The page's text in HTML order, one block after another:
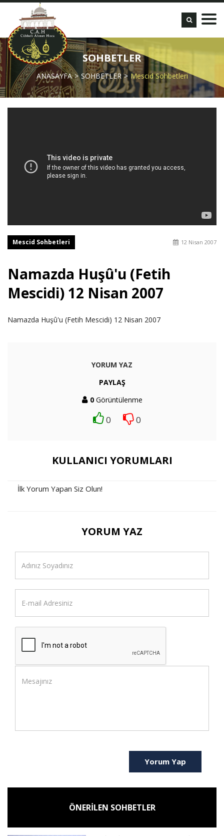
SOHBETLER
ANASAYFA SOHBETLER Mescid Sohbetleri
Mescid Sohbetleri 12 Nisan 2007
Namazda Huşû'u (Fetih
Mescidi) 12 Nisan 2007
Namazda Huşû'u (Fetih Mescidi) 12 Nisan 2007
YORUM YAZ
PAYLAŞ
0Görüntülenme
0 0
KULLANICI YORUMLARI
İlk Yorum Yapan Siz Olun!
YORUM YAZ
Yorum Yap
ÖNERİLEN SOHBETLER